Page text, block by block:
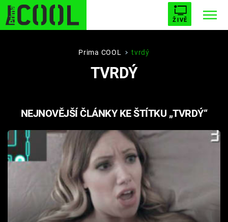
ŽIVĚ
BUFFY, PŘEMOŽITELKA UPÍRŮ
PLNEJ KOTEL AVENGERS 5
Témata
Filmy
Prima COOL tvrdý
TVRDÝ
NEJNOVĚJŠÍ ČLÁNKY KE ŠTÍTKU „TVRDÝ“